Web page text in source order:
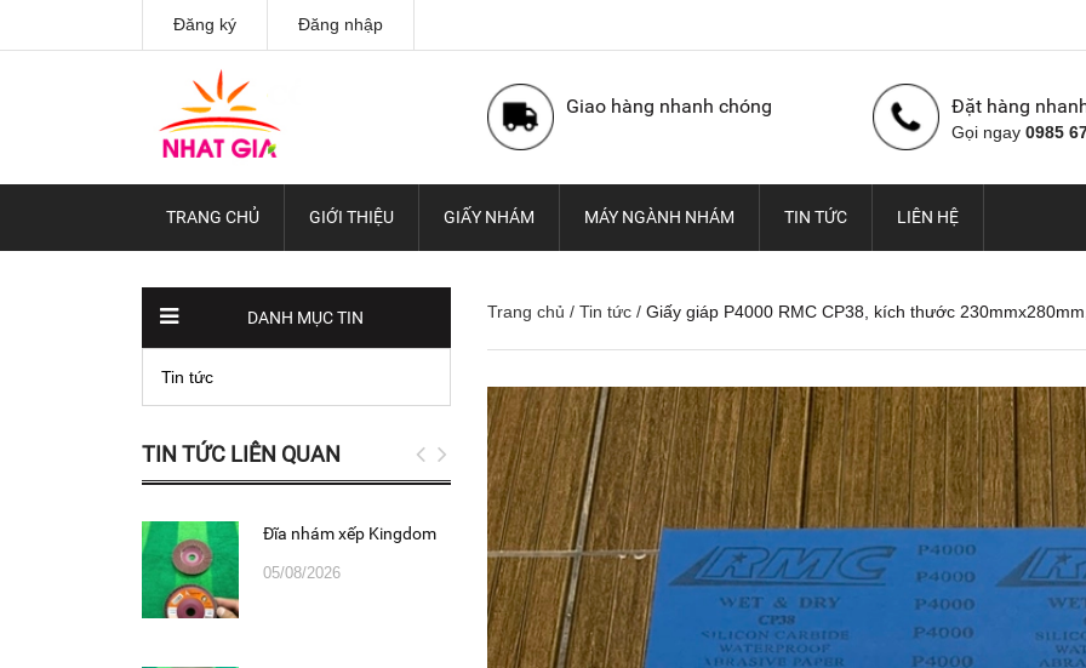
Đăng ký Đăng nhập
Giao hàng nhanh chóng Đặt hàng
Gọi ngay 0985
TRANG CHỦ GIỚI THIỆU GIẤY NHÁM MÁY NGÀNH NHÁM TIN TỨC LIÊN HỆ
Trang chủ / Tin tức / Giấy giáp P4000 RMC CP38, kích thước
DANH MỤC TIN
Tin tức
TIN TỨC LIÊN QUAN
Đĩa nhám xếp Kingdom
05/08/2026
Nhám cuộn con Ó Hàn
Quốc (Hawk), Kích thước
100...
01/08/2026
Vải nhám cuộn con Ó,
hiệu Hawk, nhập khẩu
Hàn Quốc